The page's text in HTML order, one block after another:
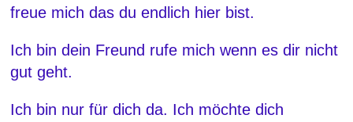
freue mich das du endlich hier bist.
Ich bin dein Freund rufe mich wenn es dir nicht
gut geht.
Ich bin nur für dich da. Ich möchte dich